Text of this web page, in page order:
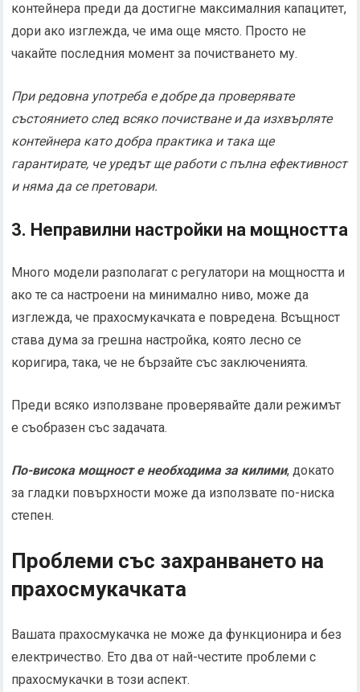
контейнера преди да достигне максималния капацитет,
дори ако изглежда, че има още място. Просто не
чакайте последния момент за почистването му.
При редовна употреба е добре да проверявате
състоянието след всяко почистване и да изхвърляте
контейнера като добра практика и така ще
гарантирате, че уредът ще работи с пълна ефективност
и няма да се претовари.
3. Неправилни настройки на мощността
Много модели разполагат с регулатори на мощността и
ако те са настроени на минимално ниво, може да
изглежда, че прахосмукачката е повредена. Всъщност
става дума за грешна настройка, която лесно се
коригира, така, че не бързайте със заключенията.
Преди всяко използване проверявайте дали режимът
е съобразен със задачата.
По-висока мощност е необходима за килими, докато
за гладки повърхности може да използвате по-ниска
степен.
Проблеми със захранването на
прахосмукачката
Вашата прахосмукачка не може да функционира и без
електричество. Ето два от най-честите проблеми с
прахосмукачки в този аспект.